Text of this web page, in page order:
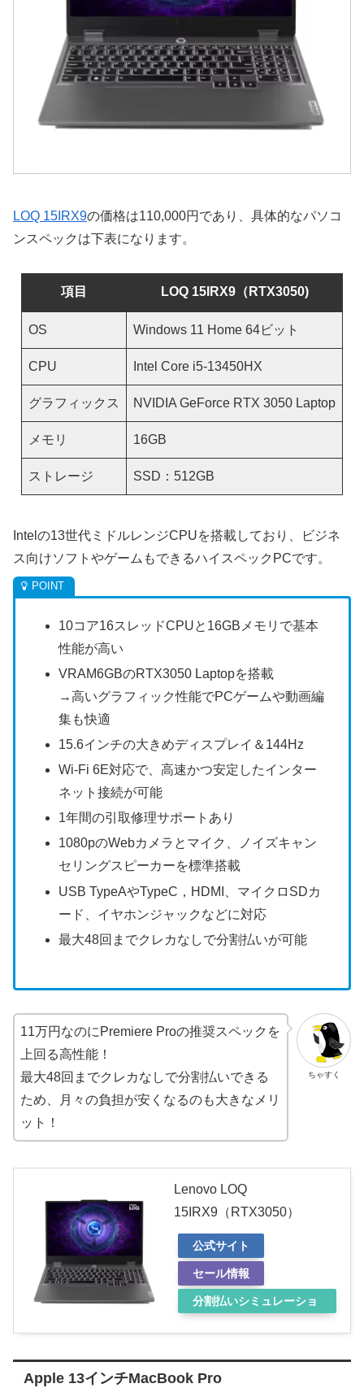
LOQ 15IRX9の価格は110,000円であり、具体的なパソコ
ンスペックは下表になります。
項目 LOQ 15IRX9（RTX3050)
OS Windows 11 Home 64ビット
CPU Intel Core i5-13450HX
グラフィックス NVIDIA GeForce RTX 3050 Laptop
メモリ 16GB
ストレージ SSD：512GB
Intelの13世代ミドルレンジCPUを搭載しており、ビジネ
ス向けソフトやゲームもできるハイスペックPCです。
10コア16スレッドCPUと16GBメモリで基本
性能が高い
VRAM6GBのRTX3050 Laptopを搭載
→高いグラフィック性能でPCゲームや動画編
集も快適
15.6インチの大きめディスプレイ＆144Hz
Wi-Fi 6E対応で、高速かつ安定したインター
ネット接続が可能
1年間の引取修理サポートあり
1080pのWebカメラとマイク、ノイズキャン
セリングスピーカーを標準搭載
USB TypeAやTypeC，HDMI、マイクロSDカ
ード、イヤホンジャックなどに対応
最大48回までクレカなしで分割払いが可能
ちゃすく
11万円なのにPremiere Proの推奨スペックを
上回る高性能！
最大48回までクレカなしで分割払いできる
ため、月々の負担が安くなるのも大きなメリ
ット！
Lenovo LOQ
15IRX9（RTX3050）
公式サイト
セール情報
分割払いシミュレーショ
Apple 13インチMacBook Pro